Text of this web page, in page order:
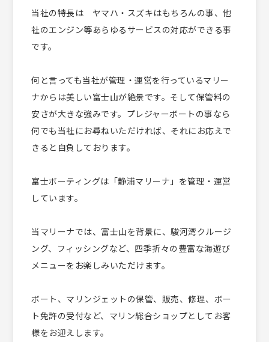
当社の特長は ヤマハ・スズキはもちろんの事、他
社のエンジン等あらゆるサービスの対応ができる事
です。
何と言っても当社が管理・運営を行っているマリー
ナからは美しい富士山が絶景です。そして保管料の
安さが大きな強みです。プレジャーボートの事なら
何でも当社にお尋ねいただければ、それにお応えで
きると自負しております。
富士ボーティングは「静浦マリーナ」を管理・運営
しています。
当マリーナでは、富士山を背景に、駿河湾クルージ
ング、フィッシングなど、四季折々の豊富な海遊び
メニューをお楽しみいただけます。
ボート、マリンジェットの保管、販売、修理、ボー
ト免許の受付など、マリン総合ショップとしてお客
様をお迎えします。